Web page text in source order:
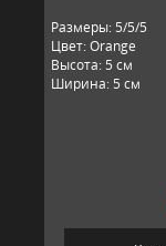
Размеры: 5/5/5
Цвет: Orange
Высота: 5 см
Ширина: 5 см